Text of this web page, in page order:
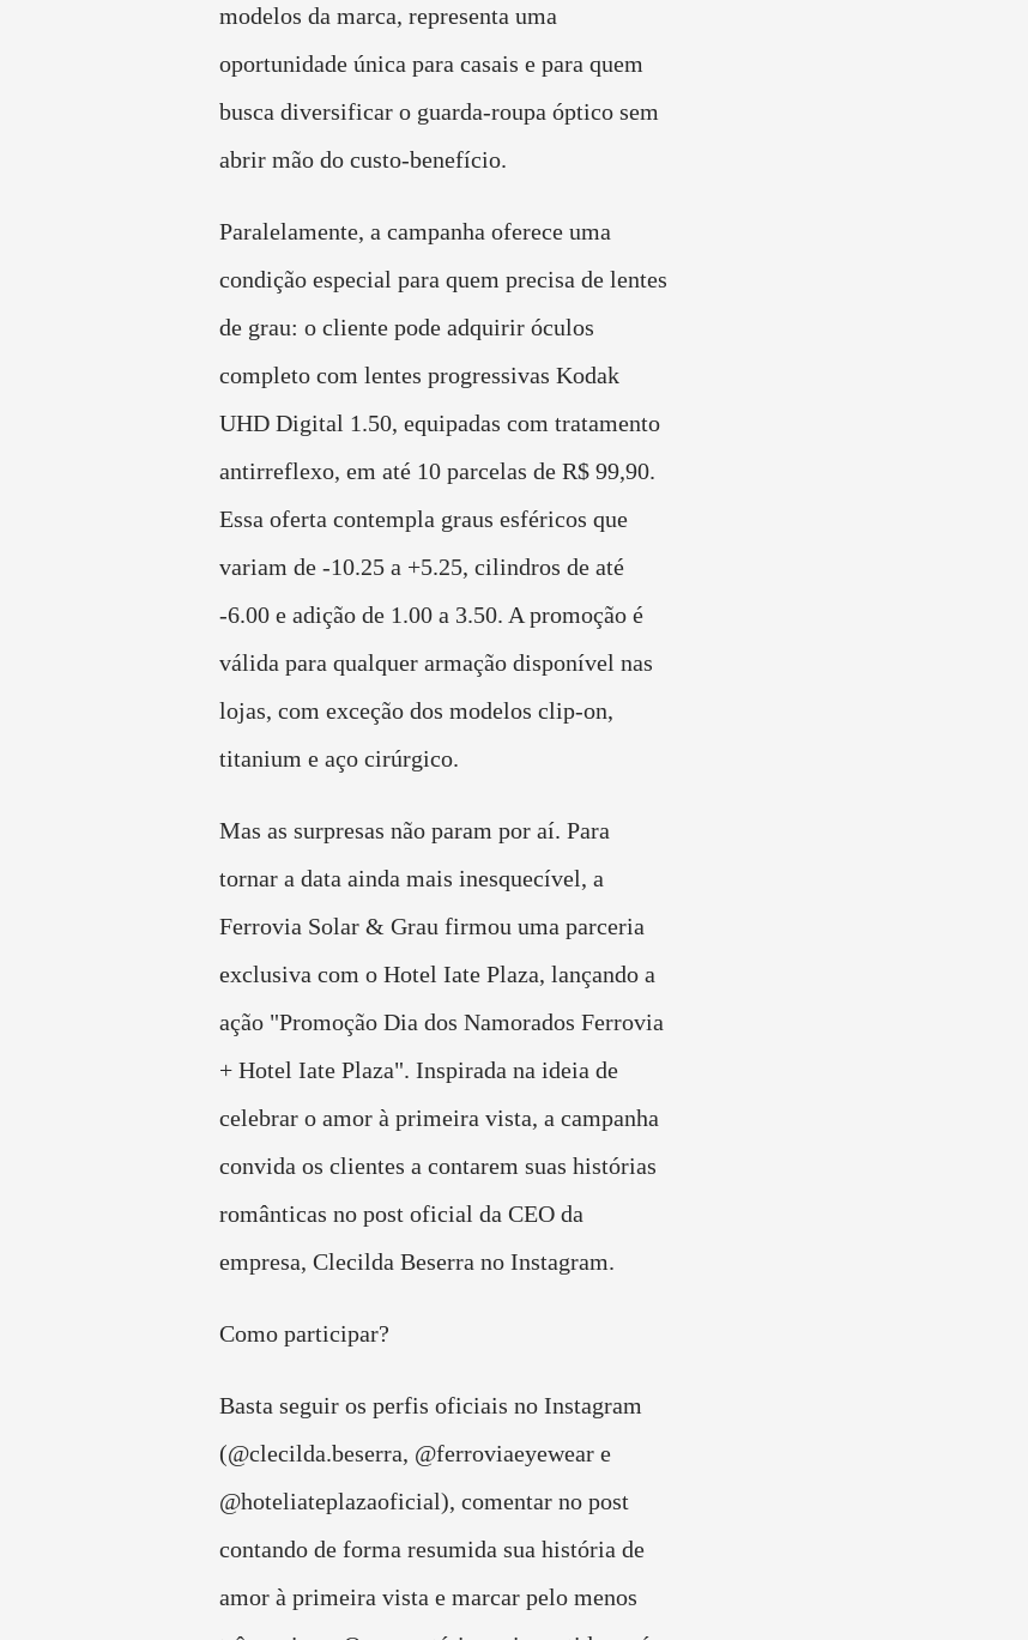
modelos da marca, representa uma
oportunidade única para casais e para quem
busca diversificar o guarda-roupa óptico sem
abrir mão do custo-benefício.
Paralelamente, a campanha oferece uma
condição especial para quem precisa de lentes
de grau: o cliente pode adquirir óculos
completo com lentes progressivas Kodak
UHD Digital 1.50, equipadas com tratamento
antirreflexo, em até 10 parcelas de R$ 99,90.
Essa oferta contempla graus esféricos que
variam de -10.25 a +5.25, cilindros de até
-6.00 e adição de 1.00 a 3.50. A promoção é
válida para qualquer armação disponível nas
lojas, com exceção dos modelos clip-on,
titanium e aço cirúrgico.
Mas as surpresas não param por aí. Para
tornar a data ainda mais inesquecível, a
Ferrovia Solar & Grau firmou uma parceria
exclusiva com o Hotel Iate Plaza, lançando a
ação "Promoção Dia dos Namorados Ferrovia
+ Hotel Iate Plaza". Inspirada na ideia de
celebrar o amor à primeira vista, a campanha
convida os clientes a contarem suas histórias
românticas no post oficial da CEO da
empresa, Clecilda Beserra no Instagram.
Como participar?
Basta seguir os perfis oficiais no Instagram
(@clecilda.beserra, @ferroviaeyewear e
@hoteliateplazaoficial), comentar no post
contando de forma resumida sua história de
amor à primeira vista e marcar pelo menos